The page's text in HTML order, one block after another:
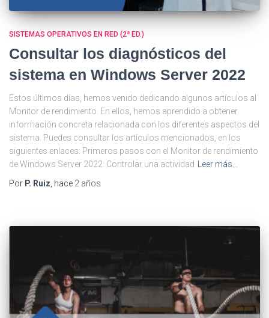
SISTEMAS OPERATIVOS EN RED (2ª ED.)
Consultar los diagnósticos del
sistema en Windows Server 2022
Estos últimos días, hemos venido dedicando algunos artículos al
Monitor de rendimiento. En ellos, hemos aprendido a obtener
información concreta relacionada con los diferentes aspectos del
sistema. Puedes consultar los artículos mencionados, en los
siguientes enlaces: Primeros pasos con el Monitor de rendimiento
de Windows Server 2022. Controlar una actividad Leer más…
Por P. Ruiz, hace 2 años